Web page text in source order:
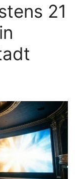
21